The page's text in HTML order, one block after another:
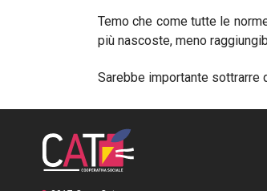
Temo che come tutte le
più nascoste, meno
Sarebbe importante sottrarre